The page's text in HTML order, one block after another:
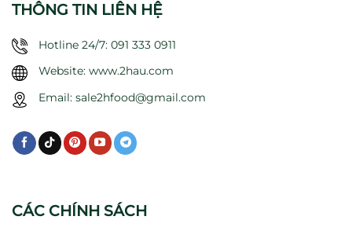
THÔNG TIN LIÊN HỆ
Hotline 24/7: 091 333 0911
Website: www.2hau.com
Email: sale2hfood@gmail.com
CÁC CHÍNH SÁCH